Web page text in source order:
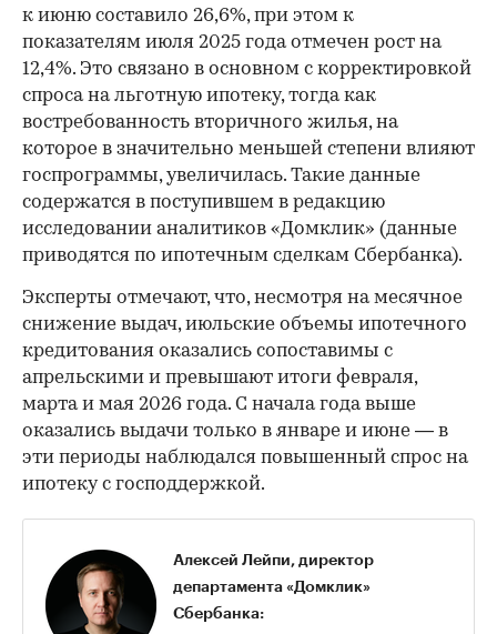
к июню составило 26,6%, при этом к
показателям июля 2025 года отмечен рост на
12,4%. Это связано в основном с корректировкой
спроса на льготную ипотеку, тогда как
востребованность вторичного жилья, на
которое в значительно меньшей степени влияют
госпрограммы, увеличилась. Такие данные
содержатся в поступившем в редакцию
исследовании аналитиков «Домклик» (данные
приводятся по ипотечным сделкам Сбербанка).
Эксперты отмечают, что, несмотря на месячное
снижение выдач, июльские объемы ипотечного
кредитования оказались сопоставимы с
апрельскими и превышают итоги февраля,
марта и мая 2026 года. С начала года выше
оказались выдачи только в январе и июне — в
эти периоды наблюдался повышенный спрос на
ипотеку с господдержкой.
Алексей Лейпи, директор
департамента «Домклик»
Сбербанка: